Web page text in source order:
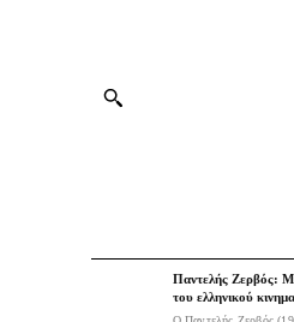
Παντελής Ζερβός:
του ελληνικού